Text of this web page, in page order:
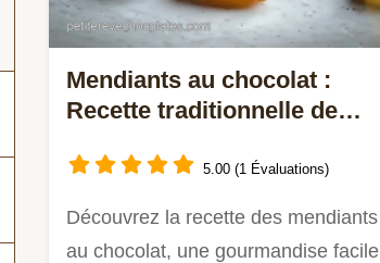
Mendiants au chocolat :
Recette traditionnelle de
5.00 (1 Évaluations)
Découvrez la recette des mendiants
au chocolat, une gourmandise facile